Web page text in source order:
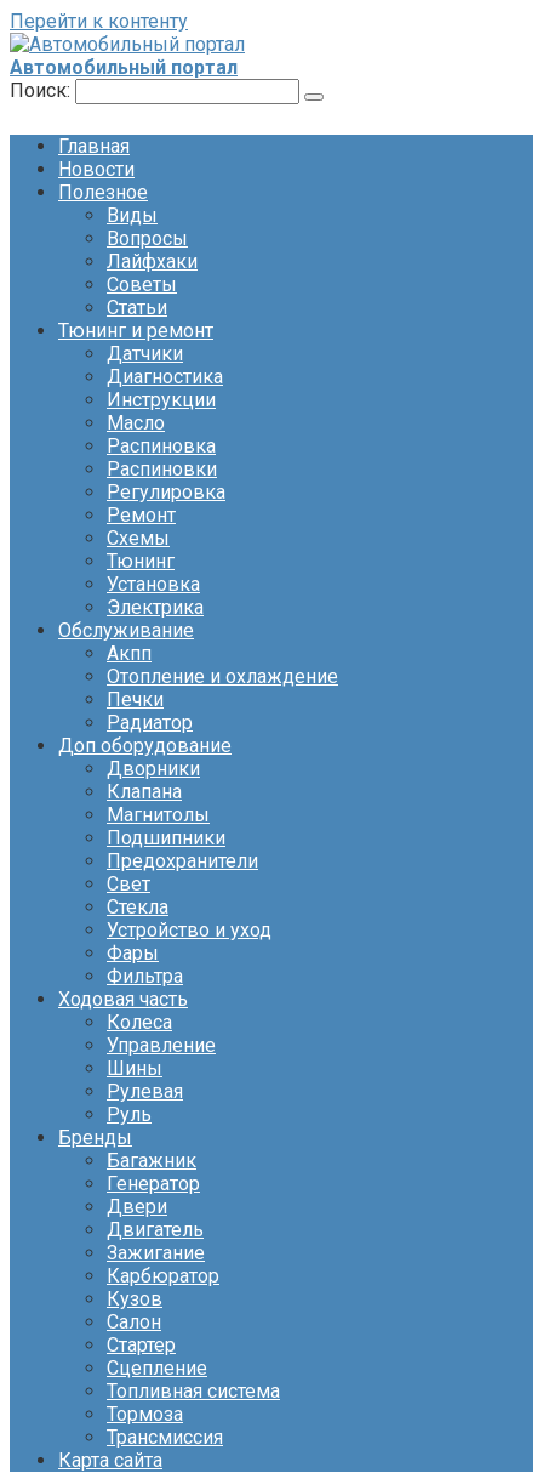
Перейти к контенту
Автомобильный портал
Поиск:
Главная
Новости
Полезное
Виды
Вопросы
Лайфхаки
Советы
Статьи
Тюнинг и ремонт
Датчики
Диагностика
Инструкции
Масло
Распиновка
Распиновки
Регулировка
Ремонт
Схемы
Тюнинг
Установка
Электрика
Обслуживание
Акпп
Отопление и охлаждение
Печки
Радиатор
Доп оборудование
Дворники
Клапана
Магнитолы
Подшипники
Предохранители
Свет
Стекла
Устройство и уход
Фары
Фильтра
Ходовая часть
Колеса
Управление
Шины
Рулевая
Руль
Бренды
Багажник
Генератор
Двери
Двигатель
Зажигание
Карбюратор
Кузов
Салон
Стартер
Сцепление
Топливная система
Тормоза
Трансмиссия
Карта сайта